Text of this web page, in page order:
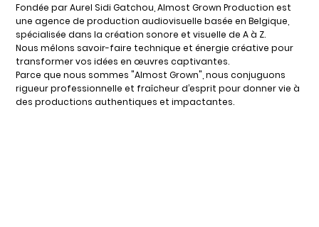
Fondée par Aurel Sidi Gatchou, Almost Grown Production est
une agence de production audiovisuelle basée en Belgique,
spécialisée dans la création sonore et visuelle de A à Z.
Nous mêlons savoir-faire technique et énergie créative pour
transformer vos idées en œuvres captivantes.
Parce que nous sommes "Almost Grown", nous conjuguons
rigueur professionnelle et fraîcheur d’esprit pour donner vie à
des productions authentiques et impactantes.